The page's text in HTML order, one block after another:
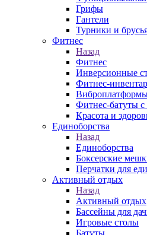
Грифы
Гантели
Турники и
Фитнес
Назад
Фитнес
Инверсионные
Фитнес-
Фитнес-батуты
Красота и
Единоборства
Назад
Единоборства
Боксерские
Перчатки для
Активный отдых
Назад
Активный отдых
Бассейны для
Игровые столы
Батуты